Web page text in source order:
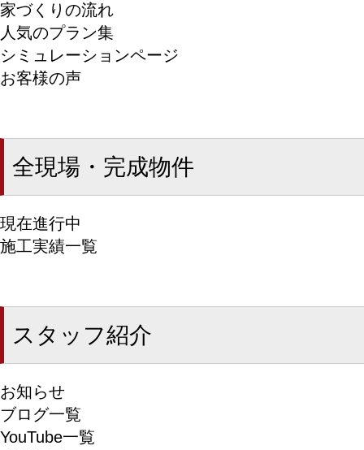
家づくりの流れ
人気のプラン集
シミュレーションページ
お客様の声
全現場・完成物件
現在進行中
施工実績一覧
スタッフ紹介
お知らせ
ブログ一覧
YouTube一覧